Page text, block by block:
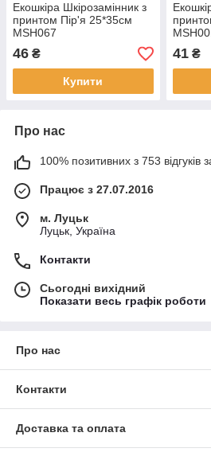
Екошкіра Шкірозамінник з
принтом Пір'я 25*35см
МSH067
46 ₴
Купити
41₴
Про нас
100% позитивних з 753 відгуків
Працює з 27.07.2016
м. Луцьк
Луцьк, Україна
Контакти
Сьогодні вихідний
Показати весь графік роботи
Про нас
Контакти
Доставка та оплата